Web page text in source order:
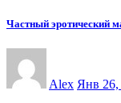
Частный эротический
Alex Янв 26,